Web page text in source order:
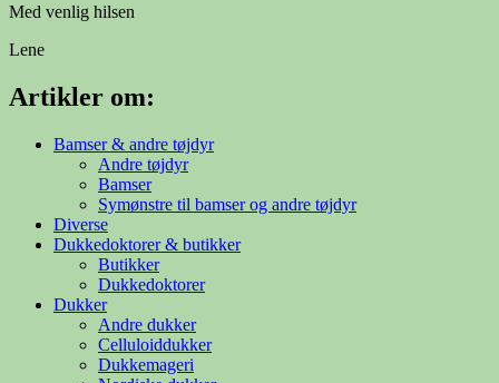
Med venlig hilsen
Lene
Artikler om:
Bamser & andre tøjdyr
Andre tøjdyr
Bamser
Symønstre til bamser og andre tøjdyr
Diverse
Dukkedoktorer & butikker
Butikker
Dukkedoktorer
Dukker
Andre dukker
Celluloiddukker
Dukkemageri